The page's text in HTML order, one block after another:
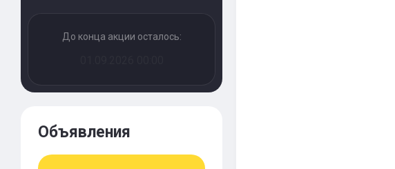
До конца акции осталось:
Объявления